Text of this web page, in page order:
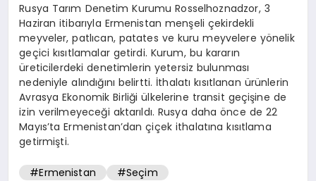
Rusya Tarım Denetim Kurumu Rosselhoznadzor, 3
Haziran itibarıyla Ermenistan menşeli çekirdekli
meyveler, patlıcan, patates ve kuru meyvelere yönelik
geçici kısıtlamalar getirdi. Kurum, bu kararın
üreticilerdeki denetimlerin yetersiz bulunması
nedeniyle alındığını belirtti. İthalatı kısıtlanan ürünlerin
Avrasya Ekonomik Birliği ülkelerine transit geçişine de
izin verilmeyeceği aktarıldı. Rusya daha önce de 22
Mayıs’ta Ermenistan’dan çiçek ithalatına kısıtlama
getirmişti.
#Ermenistan #Seçim